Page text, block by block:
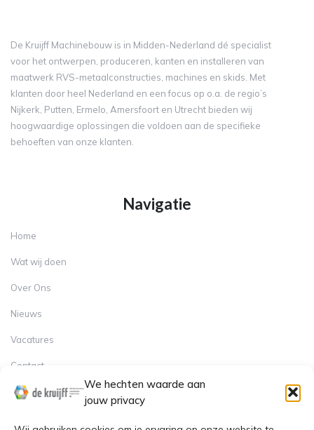
We hechten waarde aan
jouw privacy
De Kruijff Machinebouw is in Midden-Nederland dé specialist
voor het ontwerpen, produceren, kanten en installeren van
maatwerk RVS-metaalconstructies, machines en skids. Met
klanten door heel Nederland en een focus op o.a. de regio’s
Nijkerk, Putten, Ermelo, Amersfoort en Utrecht bieden wij
hoogwaardige oplossingen die voldoen aan de specifieke
behoeften van onze klanten.
Navigatie
Home
Wat wij doen
Over Ons
Nieuws
Vacatures
Contact
Contact